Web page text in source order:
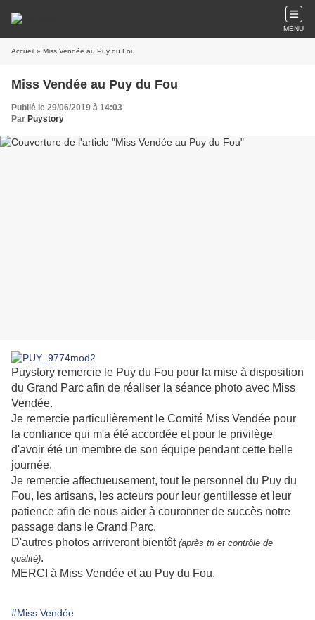
MENU
Accueil » Miss Vendée au Puy du Fou
Miss Vendée au Puy du Fou
Publié le 29/06/2019 à 14:03
Par Puystory
Puystory remercie le Puy du Fou pour la mise à disposition
du Grand Parc afin de réaliser la séance photo avec Miss
Vendée.
Je remercie particulièrement le Comité Miss Vendée pour
la confiance qui m'a été accordée et pour le privilège
d'avoir été un membre de son équipe pendant cette belle
journée.
Je remercie affectueusement, tout le personnel du Puy du
Fou, les artisans, les acteurs pour leur gentillesse et leur
patience afin de nous aider à couronner de succès notre
passage dans le Grand Parc.
D'autres photos arriveront bientôt (après tri et contrôle de
qualité).
MERCI à Miss Vendée et au Puy du Fou.
#Miss Vendée